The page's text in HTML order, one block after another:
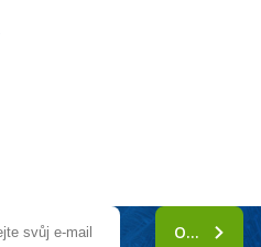
ODEBÍRAT